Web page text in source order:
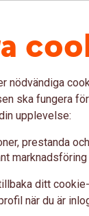
nödvändiga
ska fungera
upplevelse:
prestanda
marknadsföring
ditt
när du är